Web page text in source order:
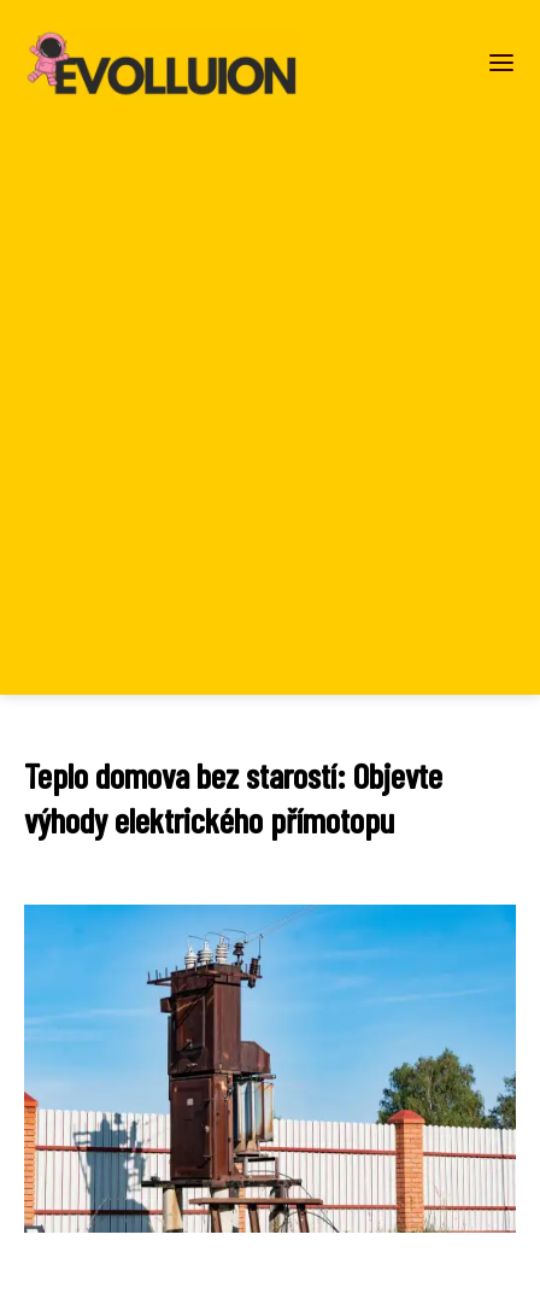
Teplo domova bez starostí: Objevte
výhody elektrického přímotopu